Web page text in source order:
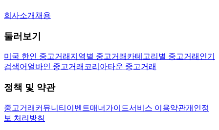
회사소개 채용
둘러보기
미국 한인 중고거래 지역별 중고거래 카테고리별 중고거래 인기
검색어 얼바인 중고거래 코리아타운 중고거래
정책 및 약관
중고거래 커뮤니티 이벤트매너가이드서비스 이용약관개인정
보 처리방침